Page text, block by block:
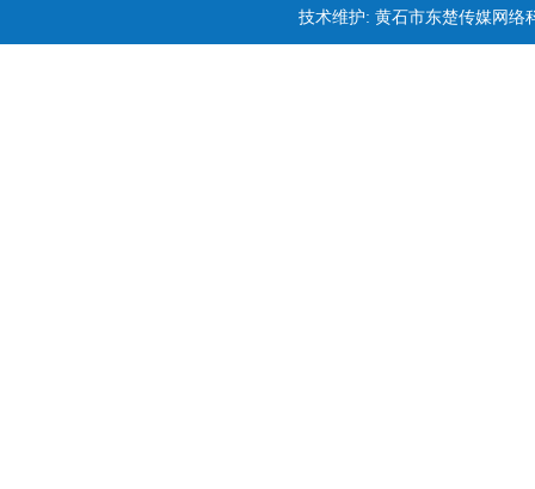
技术维护: 黄石市东楚传媒网络